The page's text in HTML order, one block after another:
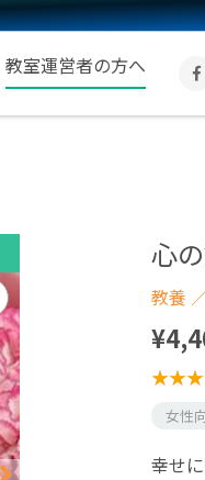
教室運営者の方へ
心
教養
女性
幸せ